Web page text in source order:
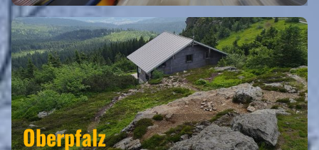
Oberpfalz